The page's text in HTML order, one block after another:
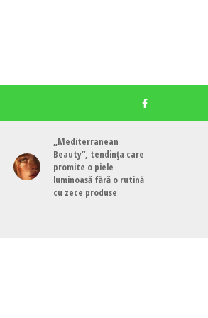
„Mediterranean
Beauty”, tendința care
promite o piele
luminoasă fără o rutină
cu zece produse